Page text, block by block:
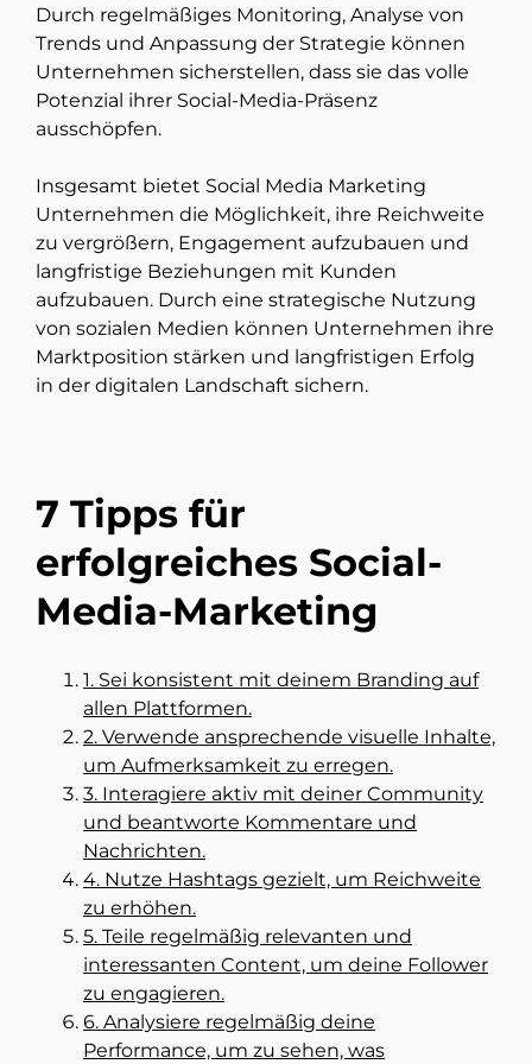
Durch regelmäßiges Monitoring, Analyse von
Trends und Anpassung der Strategie können
Unternehmen sicherstellen, dass sie das volle
Potenzial ihrer Social-Media-Präsenz
ausschöpfen.
Insgesamt bietet Social Media Marketing
Unternehmen die Möglichkeit, ihre Reichweite
zu vergrößern, Engagement aufzubauen und
langfristige Beziehungen mit Kunden
aufzubauen. Durch eine strategische Nutzung
von sozialen Medien können Unternehmen ihre
Marktposition stärken und langfristigen Erfolg
in der digitalen Landschaft sichern.
7 Tipps für
erfolgreiches Social-
Media-Marketing
1. Sei konsistent mit deinem Branding auf
allen Plattformen.
2. Verwende ansprechende visuelle Inhalte,
um Aufmerksamkeit zu erregen.
3. Interagiere aktiv mit deiner Community
und beantworte Kommentare und
Nachrichten.
4. Nutze Hashtags gezielt, um Reichweite
zu erhöhen.
5. Teile regelmäßig relevanten und
interessanten Content, um deine Follower
zu engagieren.
6. Analysiere regelmäßig deine
Performance, um zu sehen, was